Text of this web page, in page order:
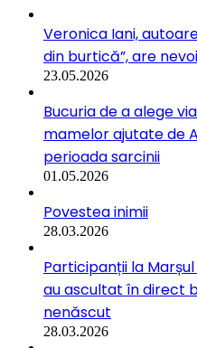
Veronica Iani,
din burtică”, are
23.05.2026
Bucuria de a alege
mamelor ajutate de
perioada sarcinii
01.05.2026
Povestea inimii
28.03.2026
Participanții la
au ascultat în direct
nenăscut
28.03.2026